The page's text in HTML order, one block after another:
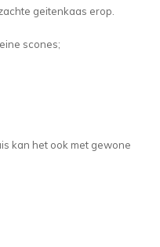
geitenkaas erop.
scones;
kan het ook met gewone